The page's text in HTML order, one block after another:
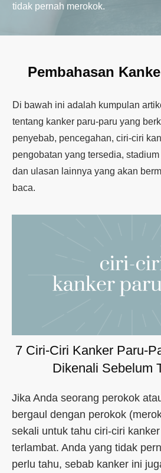
tidak pernah merokok.
Pembahasan
Di bawah ini adalah kumpulan
tentang kanker paru-paru yang
penyebab, pencegahan, ciri-ciri
pengobatan yang tersedia,
dan ulasan lainnya yang akan
baca.
7 Ciri-Ciri Kanker Paru-
Dikenali Sebelum
Jika Anda seorang perokok
bergaul dengan perokok
sekali untuk tahu ciri-ciri
terlambat. Anda yang tidak
perlu tahu, sebab kanker ini